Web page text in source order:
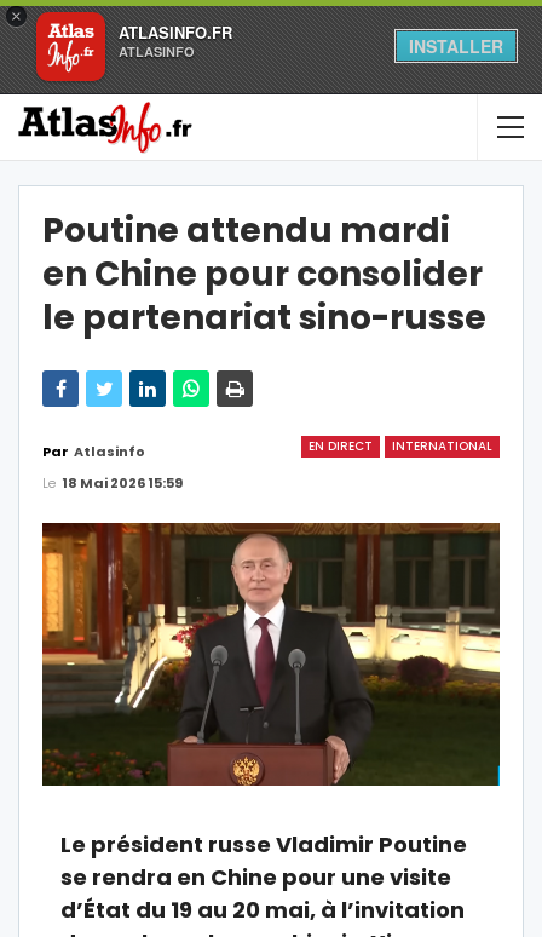
×
ATLASINFO.FR
ATLASINFO INSTALLER
Poutine attendu mardi
en Chine pour consolider
le partenariat sino-russe
EN DIRECT INTERNATIONAL
Par Atlasinfo
Le 18 Mai 2026 15:59
Le président russe Vladimir Poutine
se rendra en Chine pour une visite
d’État du 19 au 20 mai, à l’invitation